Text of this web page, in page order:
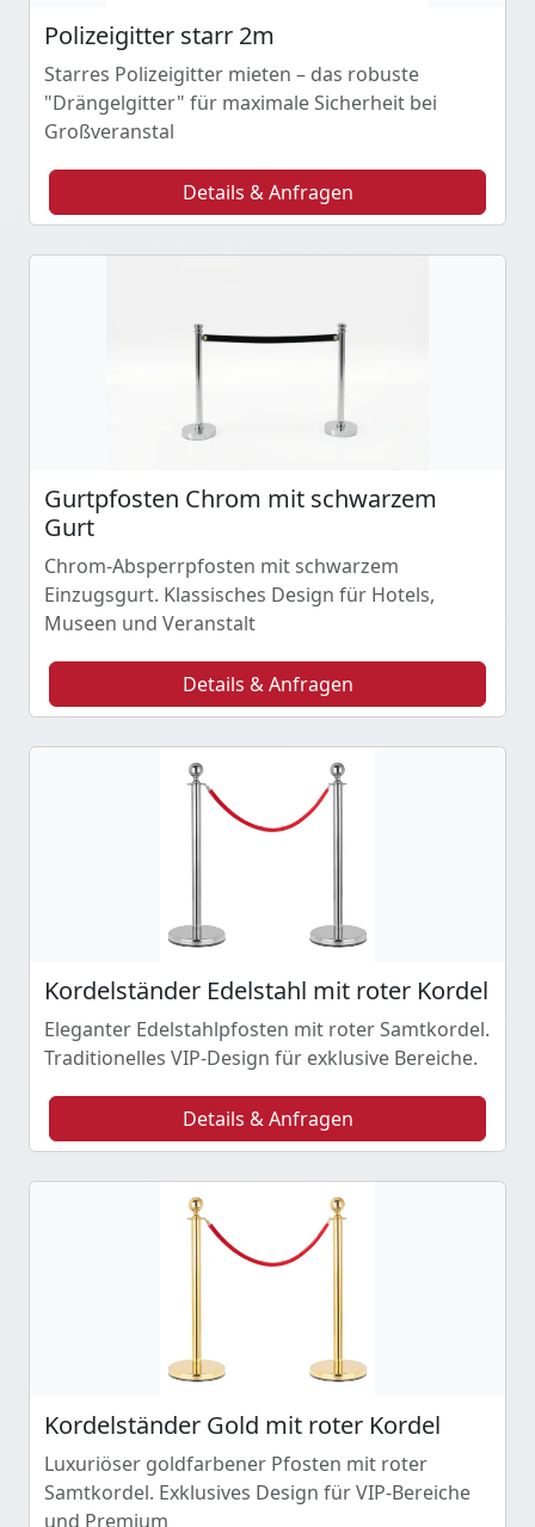
Polizeigitter starr 2m
Starres Polizeigitter mieten – das robuste
"Drängelgitter" für maximale Sicherheit bei
Großveranstal
Details & Anfragen
Gurtpfosten Chrom mit schwarzem
Gurt
Chrom-Absperrpfosten mit schwarzem
Einzugsgurt. Klassisches Design für Hotels,
Museen und Veranstalt
Details & Anfragen
Kordelständer Edelstahl mit roter Kordel
Eleganter Edelstahlpfosten mit roter Samtkordel.
Traditionelles VIP-Design für exklusive Bereiche.
Details & Anfragen
Kordelständer Gold mit roter Kordel
Luxuriöser goldfarbener Pfosten mit roter
Samtkordel. Exklusives Design für VIP-Bereiche
und Premium